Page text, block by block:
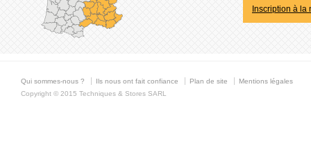
Inscription à la
Qui sommes-nous ? Ils nous ont fait confiance Plan de site
Mentions légales
Copyright © 2015 Techniques & Stores SARL